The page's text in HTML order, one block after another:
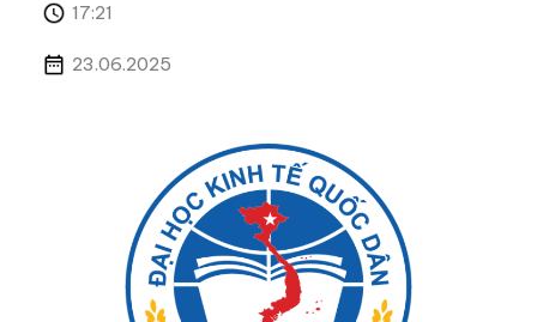
17:21
23.06.2025